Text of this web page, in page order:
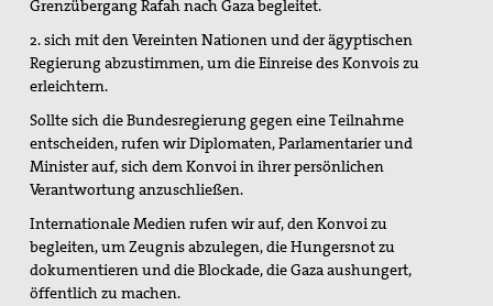
Texte zum Thema Spiritualität
pax christi Pilgertag
Friedensgebet zum Internationalen Tag der
Menschenrechte
Spenden
Mitglied werden
Grenzübergang Rafah nach Gaza begleitet.
2. sich mit den Vereinten Nationen und der ägyptischen
Regierung abzustimmen, um die Einreise des Konvois zu
erleichtern.
Sollte sich die Bundesregierung gegen eine Teilnahme
entscheiden, rufen wir Diplomaten, Parlamentarier und
Minister auf, sich dem Konvoi in ihrer persönlichen
Verantwortung anzuschließen.
Internationale Medien rufen wir auf, den Konvoi zu
begleiten, um Zeugnis abzulegen, die Hungersnot zu
dokumentieren und die Blockade, die Gaza aushungert,
öffentlich zu machen.